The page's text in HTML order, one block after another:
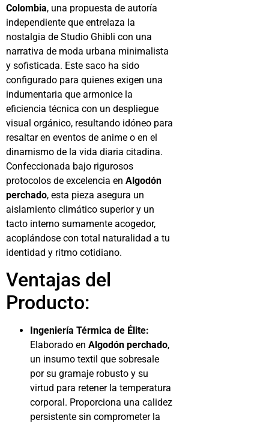
Colombia, una propuesta de autoría
independiente que entrelaza la
nostalgia de Studio Ghibli con una
narrativa de moda urbana minimalista
y sofisticada. Este saco ha sido
configurado para quienes exigen una
indumentaria que armonice la
eficiencia técnica con un despliegue
visual orgánico, resultando idóneo para
resaltar en eventos de anime o en el
dinamismo de la vida diaria citadina.
Confeccionada bajo rigurosos
protocolos de excelencia en Algodón
perchado, esta pieza asegura un
aislamiento climático superior y un
tacto interno sumamente acogedor,
acoplándose con total naturalidad a tu
identidad y ritmo cotidiano.
Ventajas del
Producto:
Ingeniería Térmica de Élite:
Elaborado en Algodón perchado,
un insumo textil que sobresale
por su gramaje robusto y su
virtud para retener la temperatura
corporal. Proporciona una calidez
persistente sin comprometer la